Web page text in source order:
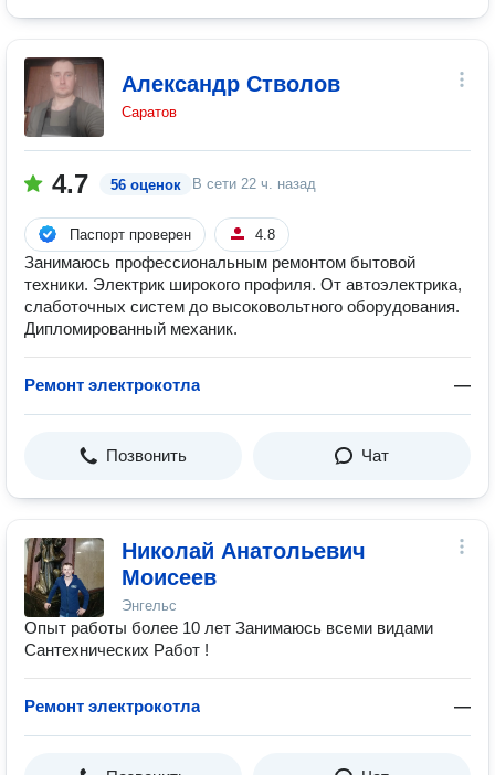
Александр Стволов
Саратов
4.7 56 оценок В сети 22 ч. назад
Паспорт проверен 4.8
Занимаюсь профессиональным ремонтом бытовой
техники. Электрик широкого профиля. От автоэлектрика,
слаботочных систем до высоковольтного оборудования.
Дипломированный механик.
Ремонт электрокотла —
Позвонить Чат
Николай Анатольевич
Моисеев
Энгельс
Опыт работы более 10 лет Занимаюсь всеми видами
Сантехнических Работ !
Ремонт электрокотла —